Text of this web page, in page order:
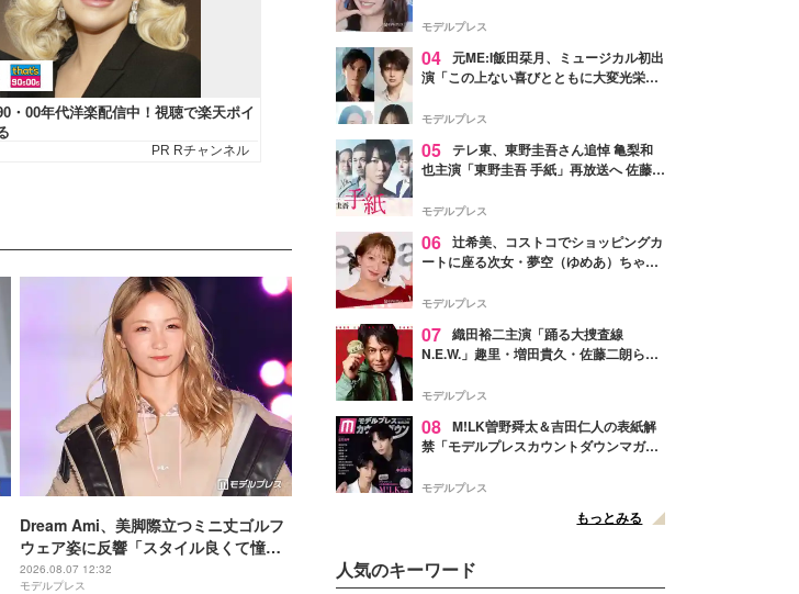
Dream Ami、美脚際立つミニ丈ゴルフ
ウェア姿に反響「スタイル良くて憧れ
る」「緑色新鮮で可愛い」
2026.08.07 12:32
モデルプレス
モデルプレス
04 元ME:I飯田栞月、ミュージカル初出
演「この上ない喜びとともに大変光栄」
ャスト発表
モデルプレス
05 テレ東、東野圭吾さん追悼 亀梨和
也主演「東野圭吾 手紙」再放送へ 佐藤隆
モデルプレス
06 辻希美、コストコでショッピングカ
ートに座る次女・夢空（ゆめあ）ちゃん
ぎ」「成長を感じる」の声
モデルプレス
07 織田裕二主演「踊る大捜査線
N.E.W.」趣里・増田貴久・佐藤二朗ら新
徴する“謎のキーワード”も
モデルプレス
08 M!LK曽野舜太＆吉田仁人の表紙解
禁「モデルプレスカウントダウンマガジ
モデルプレス
もっとみる
人気のキーワード